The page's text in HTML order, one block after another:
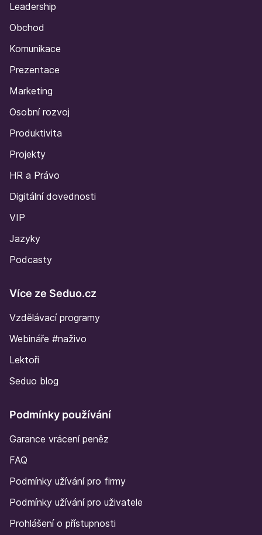
Leadership
Obchod
Komunikace
Prezentace
Marketing
Osobní rozvoj
Produktivita
Projekty
HR a Právo
Digitální dovednosti
VIP
Jazyky
Podcasty
Více ze Seduo.cz
Vzdělávací programy
Webináře #naživo
Lektoři
Seduo blog
Podmínky používání
Garance vrácení peněz
FAQ
Podmínky užívání pro firmy
Podmínky užívání pro uživatele
Prohlášení o přístupnosti